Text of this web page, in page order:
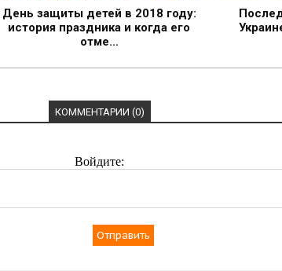
День защиты детей в 2018 году:
история праздника и когда его
отме...
КОММЕНТАРИИ (0)
Войдите:
Отправить